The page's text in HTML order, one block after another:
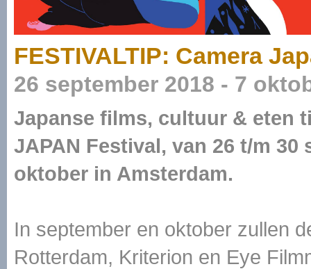
FESTIVALTIP: Camera
26 september 2018 - 7
Japanse films, cultuur & eten
JAPAN Festival, van 26 t/m
oktober in Amsterdam.
In september en oktober zullen
Rotterdam, Kriterion en Eye